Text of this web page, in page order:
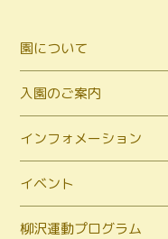
園について
入園のご案内
インフォメーション
イベント
柳沢運動プログラム